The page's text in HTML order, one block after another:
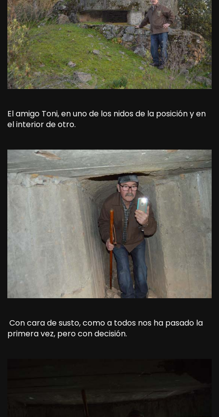
El amigo Toni, en uno de los nidos de la posición y en
el interior de otro.
Con cara de susto, como a todos nos ha pasado la
primera vez, pero con decisión.